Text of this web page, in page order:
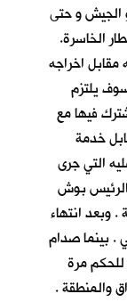
الجيش و حتى
الخاسرة.
اخراجه
يلتزم
فيها مع
خدمة
التي جرى
الرئيس بوش
. وبعد انتهاء
. بينما صدام
للحكم مرة
والمنطقة .